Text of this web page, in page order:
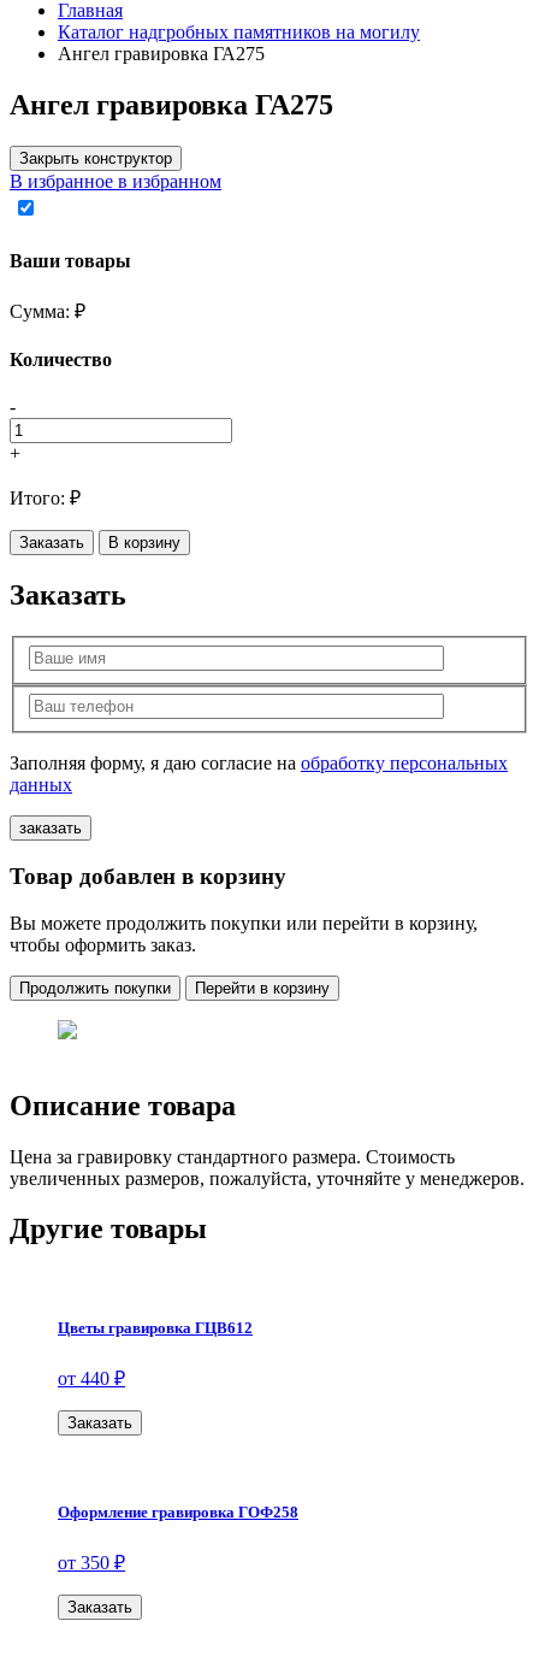
Главная
Каталог надгробных памятников на могилу
Ангел гравировка ГА275
Ангел гравировка ГА275
Закрыть конструктор
В избранное в избранном
Ваши товары
Сумма: ₽
Количество
-
+
Итого: ₽
Заказать В корзину
Заказать
Заполняя форму, я даю согласие на обработку персональных
данных
Товар добавлен в корзину
Вы можете продолжить покупки или перейти в корзину,
чтобы оформить заказ.
Продолжить покупки Перейти в корзину
Описание товара
Цена за гравировку стандартного размера. Стоимость
увеличенных размеров, пожалуйста, уточняйте у менеджеров.
Другие товары
Цветы гравировка ГЦВ612
от 440 ₽
Заказать
Оформление гравировка ГОФ258
от 350 ₽
Заказать